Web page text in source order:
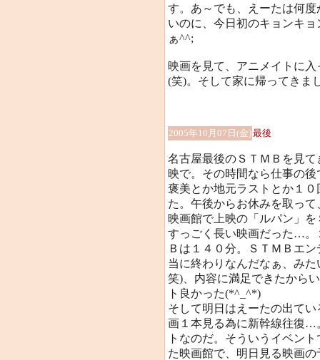
す。あ～でも、えーたは何
いのに、今日初のキョンキ
ぁ^^;
映画を見て、アニメイトに
(笑)。そして家に帰ってきま
2005年10月07日(金)最後
名古屋最後のＳＴＭＢを見
映で。その時間なら仕事の
褒美とか地元ラストとか１
た。午後からお休みを取っ
映画館で上映の「ルパン」
すっごく長い映画だった…。
Ｂは１４０分。ＳＴＭＢエ
当に終わりなんだなぁ、み
笑)、内容に満足できたから
ト良かった(*^_^*)
そして明日はえーたの出て
画１本見る為に新幹線往復…
トなのだ。そういうイベン
た映画館で、明日見る映画